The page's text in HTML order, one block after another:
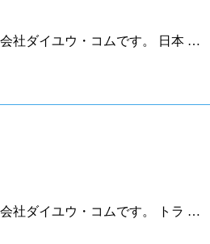
社ダイユウ・コムです。 日本 …
社ダイユウ・コムです。 トラ …